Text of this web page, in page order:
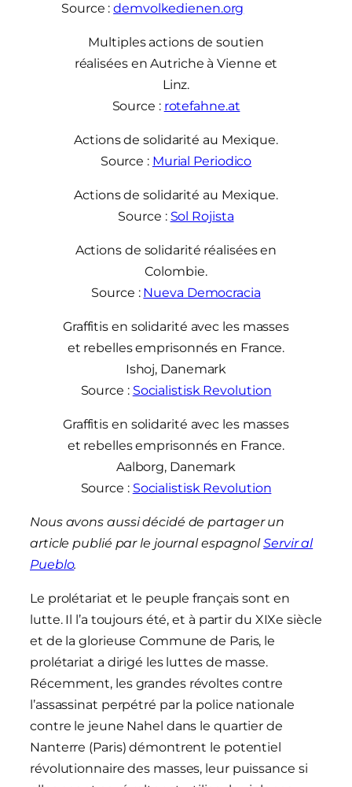
Source :demvolkedienen.org
Multiples actions de soutien
réalisées en Autriche à Vienne et
Linz.
Source : rotefahne.at
Actions de solidarité au Mexique.
Source : Murial Periodico
Actions de solidarité au Mexique.
Source : Sol Rojista
Actions de solidarité réalisées en
Colombie.
Source : Nueva Democracia
Graffitis en solidarité avec les masses
et rebelles emprisonnés en France.
Ishoj, Danemark
Source : Socialistisk Revolution
Graffitis en solidarité avec les masses
et rebelles emprisonnés en France.
Aalborg, Danemark
Source : Socialistisk Revolution
Nous avons aussi décidé de partager un
article publié par le journal espagnolServir al
Pueblo.
Le prolétariat et le peuple français sont en
lutte. Il l’a toujours été, et à partir du XIXe siècle
et de la glorieuse Commune de Paris, le
prolétariat a dirigé les luttes de masse.
Récemment, les grandes révoltes contre
l’assassinat perpétré par la police nationale
contre le jeune Nahel dans le quartier de
Nanterre (Paris) démontrent le potentiel
révolutionnaire des masses, leur puissance si